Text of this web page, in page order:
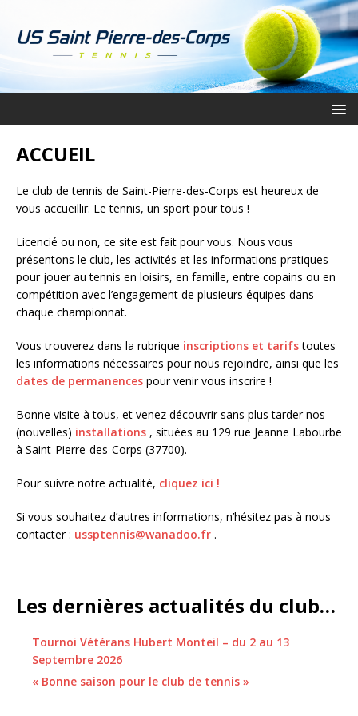
ACCUEIL
Le club de tennis de Saint-Pierre-des-Corps est heureux de
vous accueillir. Le tennis, un sport pour tous !
Licencié ou non, ce site est fait pour vous. Nous vous
présentons le club, les activités et les informations pratiques
pour jouer au tennis en loisirs, en famille, entre copains ou en
compétition avec l’engagement de plusieurs équipes dans
chaque championnat.
Vous trouverez dans la rubrique inscriptions et tarifstoutes
les informations nécessaires pour nous rejoindre, ainsi que les
dates de permanences pour venir vous inscrire !
Bonne visite à tous, et venez découvrir sans plus tarder nos
(nouvelles) installations , situées au 129 rue Jeanne Labourbe
à Saint-Pierre-des-Corps (37700).
Pour suivre notre actualité, cliquez ici !
Si vous souhaitez d’autres informations, n’hésitez pas à nous
contacter : ussptennis@wanadoo.fr .
Les dernières actualités du club…
Tournoi Vétérans Hubert Monteil – du 2 au 13
Septembre 2026
« Bonne saison pour le club de tennis »